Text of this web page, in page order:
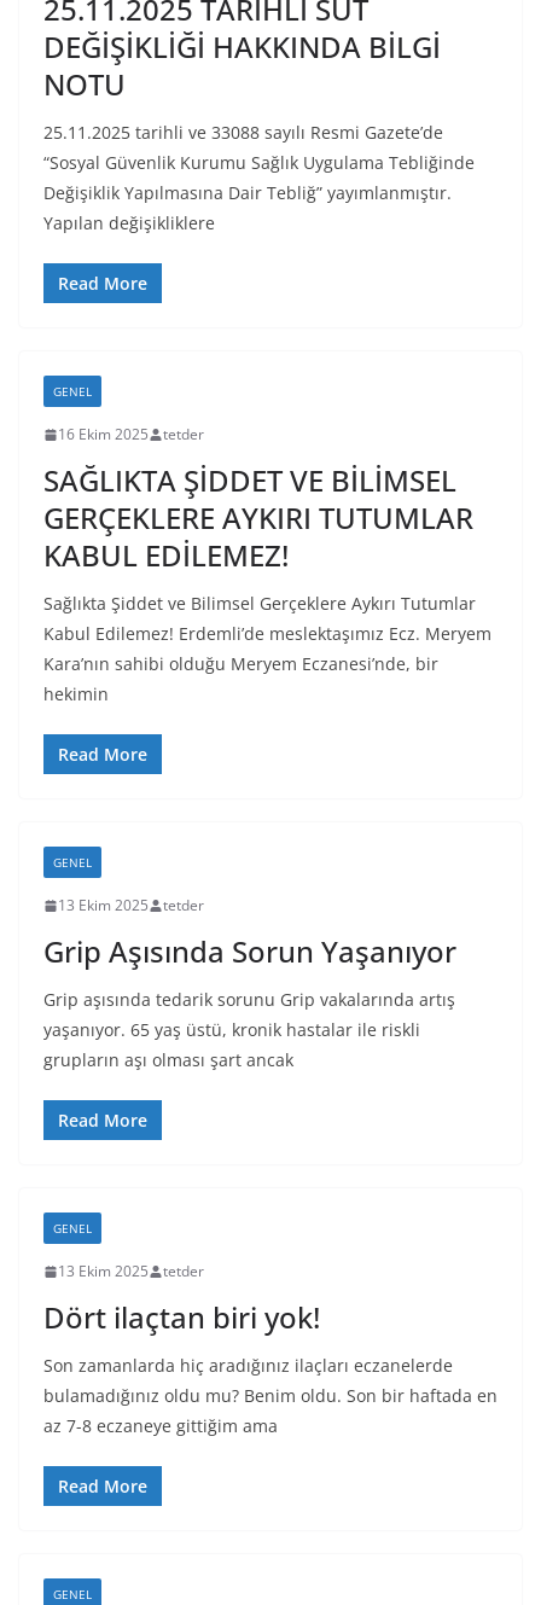
25.11.2025 TARİHLİ SUT
DEĞİŞİKLİĞİ HAKKINDA BİLGİ
NOTU
25.11.2025 tarihli ve 33088 sayılı Resmi Gazete’de
“Sosyal Güvenlik Kurumu Sağlık Uygulama Tebliğinde
Değişiklik Yapılmasına Dair Tebliğ” yayımlanmıştır.
Yapılan değişikliklere
Read More
GENEL
16 Ekim 2025 tetder
SAĞLIKTA ŞİDDET VE BİLİMSEL
GERÇEKLERE AYKIRI TUTUMLAR
KABUL EDİLEMEZ!
Sağlıkta Şiddet ve Bilimsel Gerçeklere Aykırı Tutumlar
Kabul Edilemez! Erdemli’de meslektaşımız Ecz. Meryem
Kara’nın sahibi olduğu Meryem Eczanesi’nde, bir
hekimin
Read More
GENEL
13 Ekim 2025 tetder
Grip Aşısında Sorun Yaşanıyor
Grip aşısında tedarik sorunu Grip vakalarında artış
yaşanıyor. 65 yaş üstü, kronik hastalar ile riskli
grupların aşı olması şart ancak
Read More
GENEL
13 Ekim 2025 tetder
Dört ilaçtan biri yok!
Son zamanlarda hiç aradığınız ilaçları eczanelerde
bulamadığınız oldu mu? Benim oldu. Son bir haftada en
az 7-8 eczaneye gittiğim ama
Read More
GENEL